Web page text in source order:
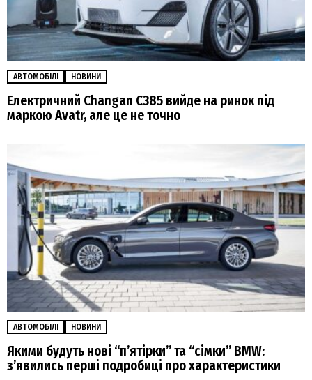
АВТОМОБІЛІ НОВИНИ
Електричний Changan C385 вийде на ринок під
маркою Avatr, але це не точно
АВТОМОБІЛІ НОВИНИ
Якими будуть нові “пʼятірки” та “сімки” BMW:
зʼявились перші подробиці про характеристики